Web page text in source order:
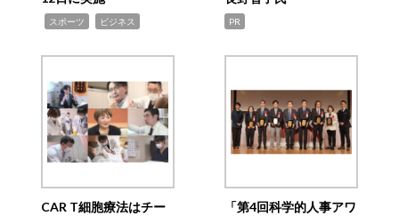
スポーツ ビジネス PR
CAR T細胞療法はチー
「第4回科学的人事アワ